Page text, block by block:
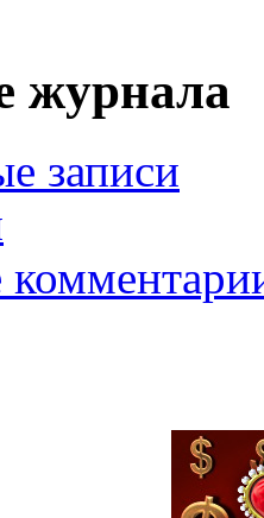
журнала
записи